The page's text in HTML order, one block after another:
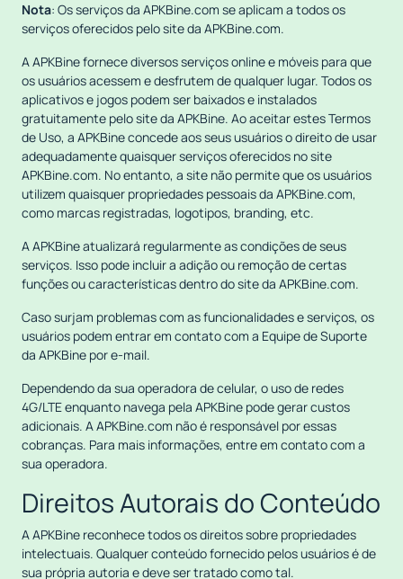
Nota: Os serviços da APKBine.com se aplicam a todos os
serviços oferecidos pelo site da APKBine.com.
A APKBine fornece diversos serviços online e móveis para que
os usuários acessem e desfrutem de qualquer lugar. Todos os
aplicativos e jogos podem ser baixados e instalados
gratuitamente pelo site da APKBine. Ao aceitar estes Termos
de Uso, a APKBine concede aos seus usuários o direito de usar
adequadamente quaisquer serviços oferecidos no site
APKBine.com. No entanto, a site não permite que os usuários
utilizem quaisquer propriedades pessoais da APKBine.com,
como marcas registradas, logotipos, branding, etc.
A APKBine atualizará regularmente as condições de seus
serviços. Isso pode incluir a adição ou remoção de certas
funções ou características dentro do site da APKBine.com.
Caso surjam problemas com as funcionalidades e serviços, os
usuários podem entrar em contato com a Equipe de Suporte
da APKBine por e-mail.
Dependendo da sua operadora de celular, o uso de redes
4G/LTE enquanto navega pela APKBine pode gerar custos
adicionais. A APKBine.com não é responsável por essas
cobranças. Para mais informações, entre em contato com a
sua operadora.
Direitos Autorais do Conteúdo
A APKBine reconhece todos os direitos sobre propriedades
intelectuais. Qualquer conteúdo fornecido pelos usuários é de
sua própria autoria e deve ser tratado como tal.